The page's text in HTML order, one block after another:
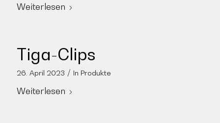
Weiterlesen
Tiga-Clips
26. April 2023 / In Produkte
Weiterlesen